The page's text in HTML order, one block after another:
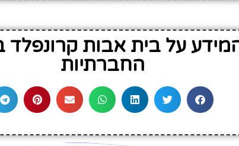
על בית אבות
החברתיות